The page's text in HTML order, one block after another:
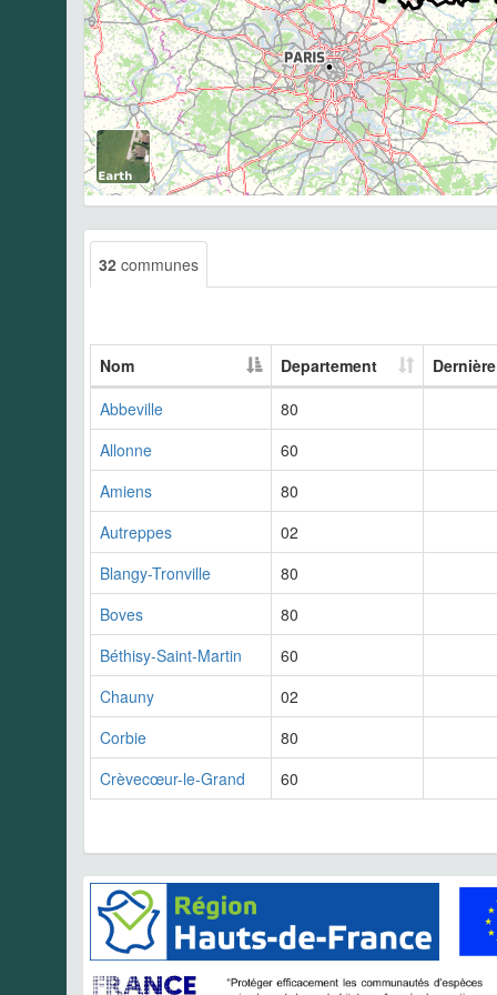
32 communes
Nom Departement
Abbeville
80
Allonne
60
Amiens
80
Autreppes
02
Blangy-Tronville
80
Boves
80
Béthisy-Saint-Martin
60
Chauny
02
Corbie
80
Crèvecœur-le-Grand
60